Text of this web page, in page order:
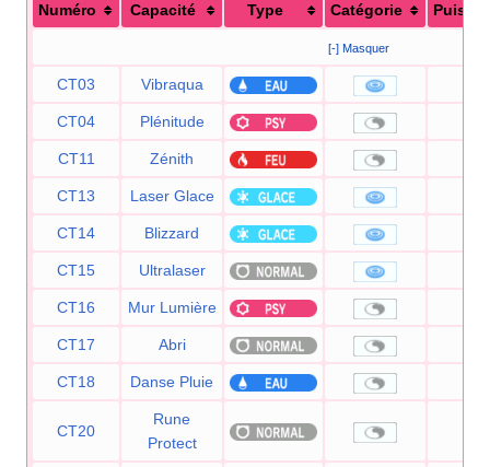
Numéro Capacité Type Catégorie
[-] Masquer
CT03 Vibraqua
CT04 Plénitude
CT11 Zénith
CT13 Laser Glace
CT14 Blizzard
CT15 Ultralaser
CT16 Mur Lumière
CT17 Abri
CT18 Danse Pluie
CT20
Rune
Protect